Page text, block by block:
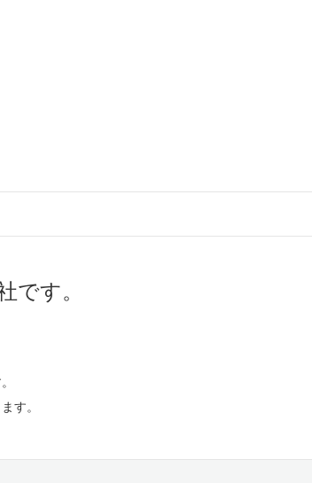
です。
す。